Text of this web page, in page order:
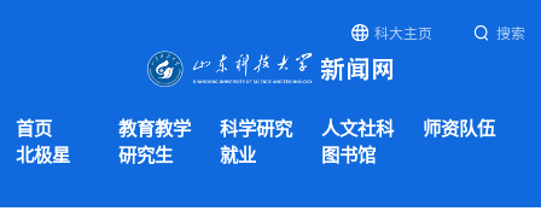
科大主页 搜索
首页 教育教学 科学研究 人文社科
师资队伍
北极星
研究生 就业 图书馆